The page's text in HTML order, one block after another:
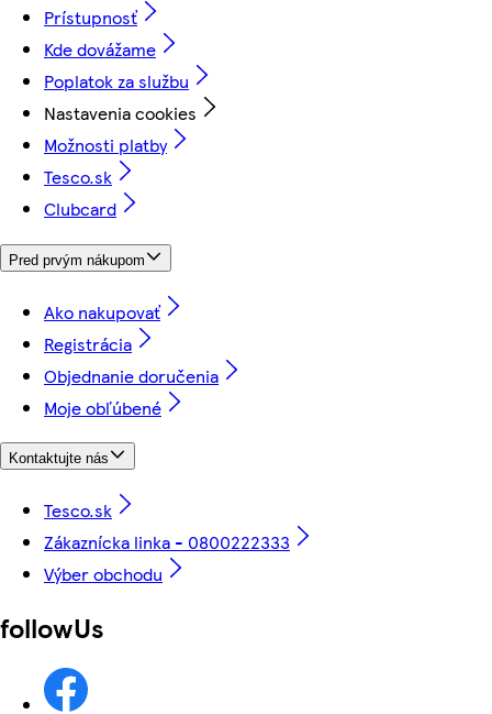
Prístupnosť
Kde dovážame
Poplatok za službu
Nastavenia cookies
Možnosti platby
Tesco.sk
Clubcard
Pred prvým nákupom
Ako nakupovať
Registrácia
Objednanie doručenia
Moje obľúbené
Kontaktujte nás
Tesco.sk
Zákaznícka linka - 0800222333
Výber obchodu
followUs